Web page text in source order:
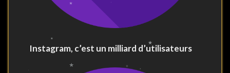
Instagram, c’est un milliard d’utilisateurs